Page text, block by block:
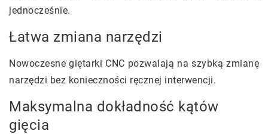
jednocześnie.
Łatwa zmiana narzędzi
Nowoczesne giętarki CNC pozwalają na szybką zmianę
narzędzi bez konieczności ręcznej interwencji.
Maksymalna dokładność kątów
gięcia